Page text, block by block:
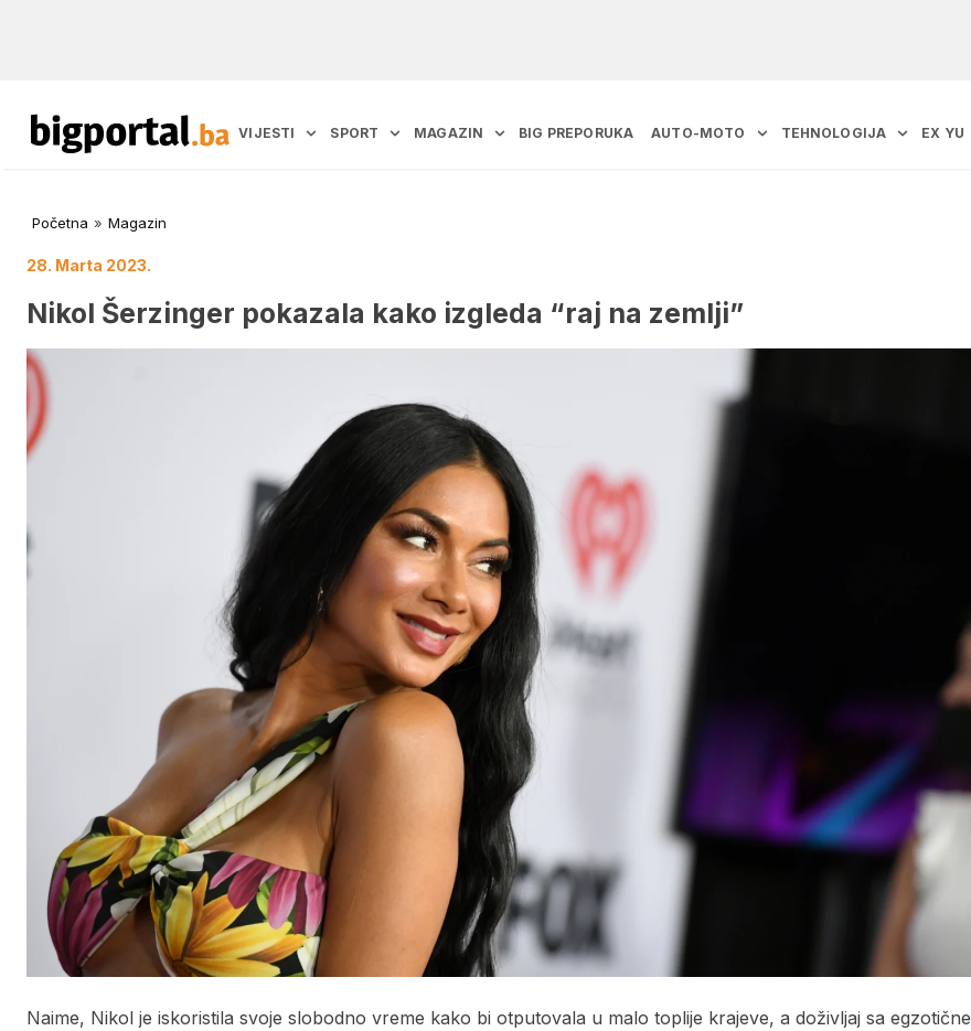
VIJESTI SPORT MAGAZIN BIG PREPORUKA AUTO-MOTO TEHNOLOGIJA EX YU
Početna » Magazin
28. Marta 2023.
Nikol Šerzinger pokazala kako izgleda “raj na zemlji”
Naime, Nikol je iskoristila svoje slobodno vreme kako bi otputovala u malo toplije krajeve, a doživljaj sa egzotične